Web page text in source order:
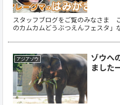
スタッフブログをご覧のみなさま
のカムカムどうぶつえんフェスタ」
アジアゾウ
ゾウへ
ました